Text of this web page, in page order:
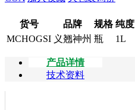
货号 品牌 规格 纯度
MCHOGSI 义翘神州 瓶 1L
产品详情
技术资料